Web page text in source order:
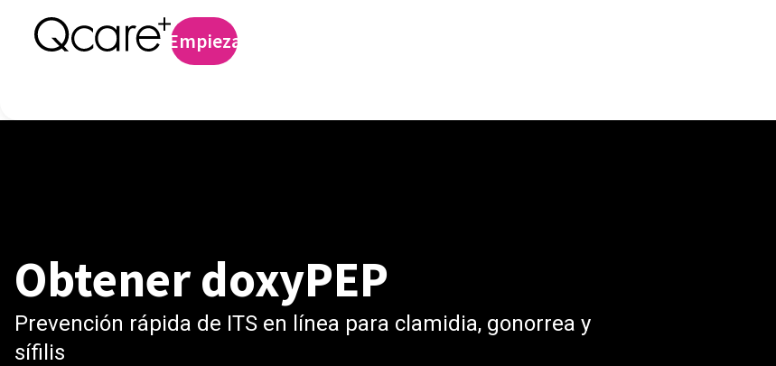
Empieza
Obtener doxyPEP
Prevención rápida de ITS en línea para clamidia, gonorrea y
sífilis